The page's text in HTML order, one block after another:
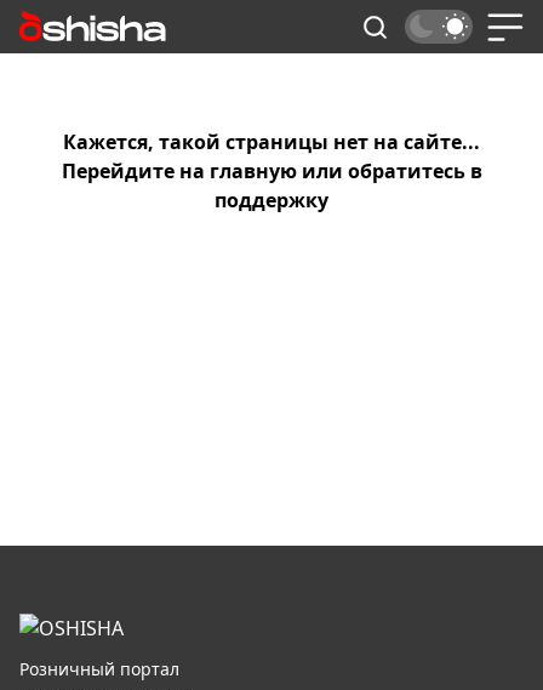
Кажется, такой страницы нет на сайте...
Перейдите на главнуюили обратитесь в
поддержку
Розничный портал